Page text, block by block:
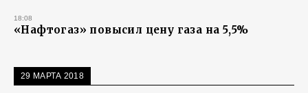
18:08
«Нафтогаз» повысил цену газа на 5,5%
29 МАРТА 2018